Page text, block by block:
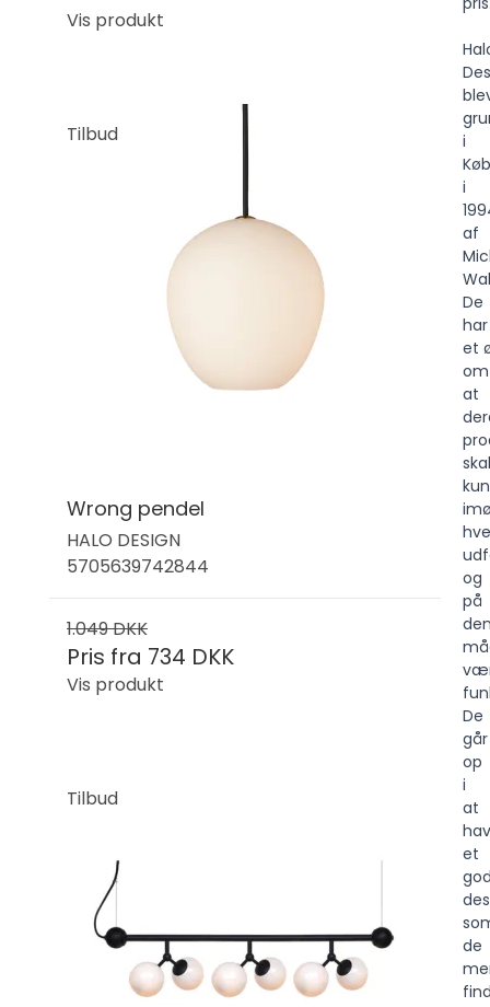
Vis produkt
Tilbud
Wrong pendel
HALO DESIGN
5705639742844
1.049 DKK
Pris fra 734 DKK
Vis produkt
Tilbud
i
i
af
De
har
et
om
at
skal
og
på
De
går
op
i
at
et
de